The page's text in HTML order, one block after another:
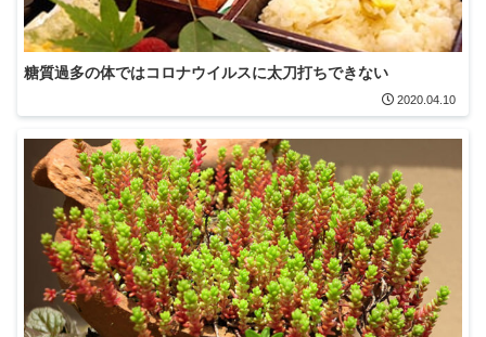
糖質過多の体ではコロナウイルスに太刀打ちできない
2020.04.10